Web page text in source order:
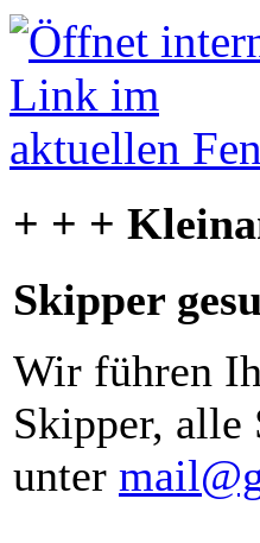
+ + +
Skipper
Wir führen
Skipper, alle
unter